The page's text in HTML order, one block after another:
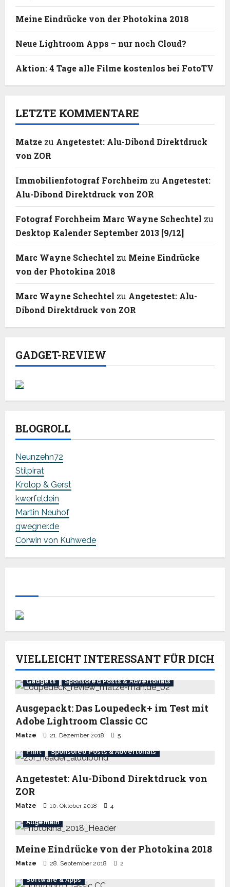
Meine Eindrücke von der Photokina 2018
Neue Lightroom Apps – nur noch Cloud?
Aktion: 4 Tage alle Filme kostenlos bei FotoTV
LETZTE KOMMENTARE
Matze zu Angetestet: Alu-Dibond Direktdruck
von ZOR
Immobilienfotograf Forchheim zu Angetestet:
Alu-Dibond Direktdruck von ZOR
Fotograf Forchheim Marc Wayne Schechtel zu
Desktop Kalender September 2013 [9/12]
Marc Wayne Schechtel zu Meine Eindrücke
von der Photokina 2018
Marc Wayne Schechtel zu Angetestet: Alu-
Dibond Direktdruck von ZOR
GADGET-REVIEW
BLOGROLL
Neunzehn72
Stilpirat
Krolop & Gerst
kwerfeldein
Martin Neuhof
gwegner.de
Corwin von Kuhwede
VIELLEICHT INTERESSANT FÜR DICH
Gadgets Sponsored Posts & Advertorials
Ausgepackt: Das Loupedeck+ im Test mit
Adobe Lightroom Classic CC
Matze 21. Dezember 2018 5
Print Sponsored Posts & Advertorials
Angetestet: Alu-Dibond Direktdruck von
ZOR
Matze 10. Oktober 2018 4
Allgemein
Meine Eindrücke von der Photokina 2018
Matze 28. September 2018 2
Software & Apps